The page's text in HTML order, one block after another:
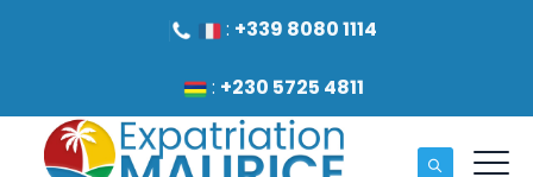
: +339 8080 1114
: +230 5725 4811